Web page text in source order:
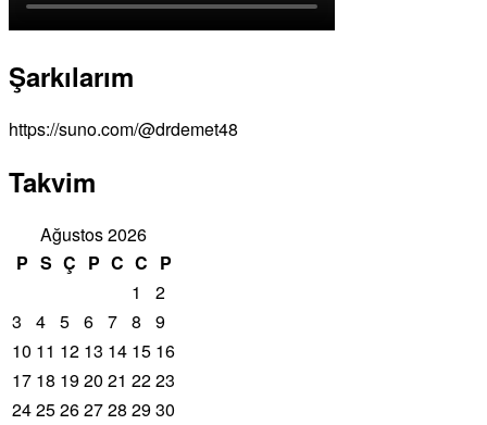
Şarkılarım
https://suno.com/@drdemet48
Takvim
Ağustos 2026
P S Ç P C C P
1
2
3
4 5 6 7 8
9
10 11 12 13 14 15 16
17 18 1920 21 2223
2425262728 2930